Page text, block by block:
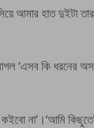
আমার হাত দুইটা
‘এসব কি ধরনের
না’।‘আমি